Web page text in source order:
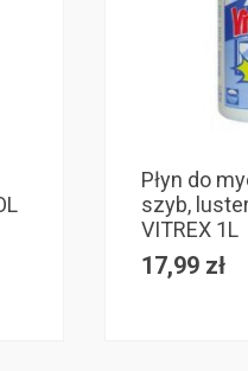
Płyn do
szyb,
VITREX 1L
17,99 zł